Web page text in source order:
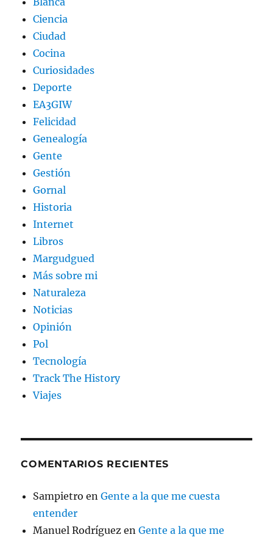
Ciencia
Ciudad
Cocina
Curiosidades
Deporte
EA3GIW
Felicidad
Genealogía
Gente
Gestión
Gornal
Historia
Internet
Libros
Margudgued
Más sobre mi
Naturaleza
Noticias
Opinión
Pol
Tecnología
Track The History
Viajes
COMENTARIOS RECIENTES
Sampietro enGente a la que me cuesta
entender
Manuel Rodríguez enGente a la que me